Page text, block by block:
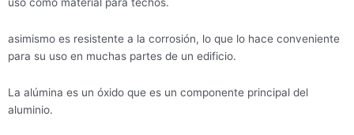
asimismo es resistente a la corrosión, lo que lo hace conveniente
para su uso en muchas partes de un edificio.
La alúmina es un óxido que es un componente principal del
aluminio.